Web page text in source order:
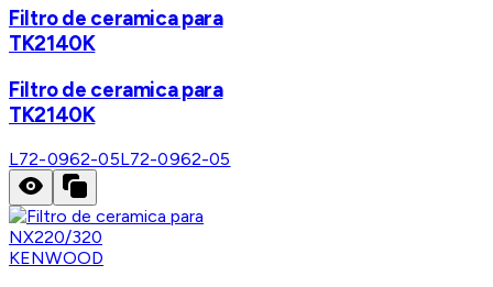
Filtro de ceramica para
TK2140K
Filtro de ceramica para
TK2140K
L72-0962-05L72-0962-05
KENWOOD